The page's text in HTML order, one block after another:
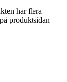
har flera
produktsidan